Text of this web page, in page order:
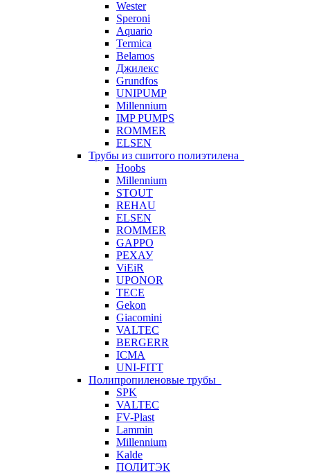
Wester
Speroni
Aquario
Termica
Belamos
Джилекс
Grundfos
UNIPUMP
Millennium
IMP PUMPS
ROMMER
ELSEN
Трубы из сшитого полиэтилена
Hoobs
Millennium
STOUT
REHAU
ELSEN
ROMMER
GAPPO
РЕХАУ
ViEiR
UPONOR
TECE
Gekon
Giacomini
VALTEC
BERGERR
ICMA
UNI-FITT
Полипропиленовые трубы
SPK
VALTEC
FV-Plast
Lammin
Millennium
Kalde
ПОЛИТЭК